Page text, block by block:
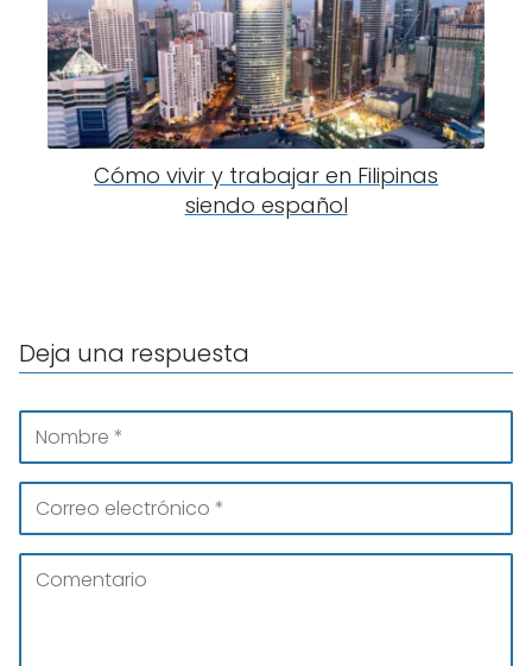
Cómo vivir y trabajar en Filipinas
siendo español
Deja una respuesta